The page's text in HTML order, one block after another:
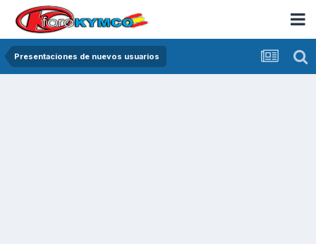
Presentaciones de nuevos usuarios